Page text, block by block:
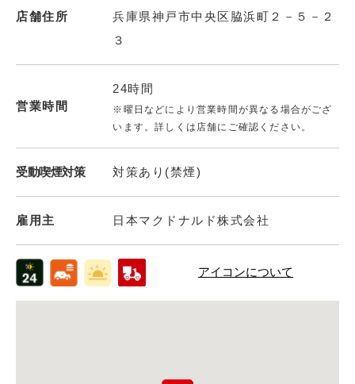
店舗住所
兵庫県神戸市中央区脇浜町２－５－２
３
営業時間
24時間
※曜日などにより営業時間が異なる場合がござ
います。詳しくは店舗にご確認ください。
受動喫煙対策 対策あり(禁煙)
雇用主 日本マクドナルド株式会社
アイコンについて